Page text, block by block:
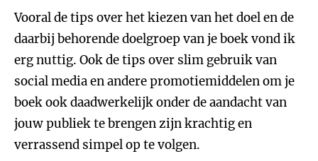
Vooral de tips over het kiezen van het doel en de
daarbij behorende doelgroep van je boek vond ik
erg nuttig. Ook de tips over slim gebruik van
social media en andere promotiemiddelen om je
boek ook daadwerkelijk onder de aandacht van
jouw publiek te brengen zijn krachtig en
verrassend simpel op te volgen.